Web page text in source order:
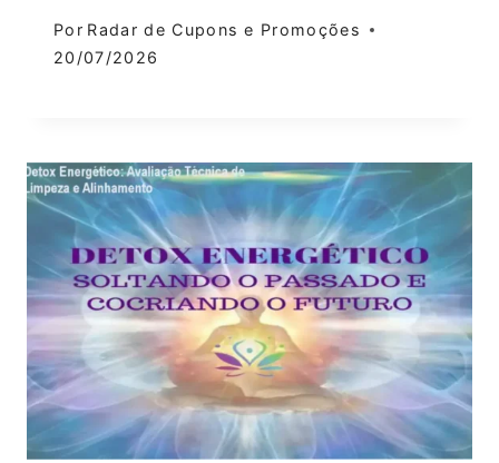
Por Radar de Cupons e Promoções
20/07/2026